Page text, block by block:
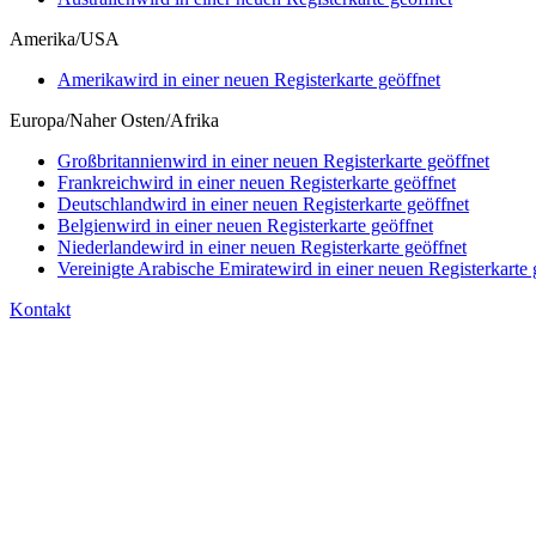
Amerika/USA
Amerikawird in einer neuen Registerkarte geöffnet
Europa/Naher Osten/Afrika
Großbritannienwird in einer neuen Registerkarte geöffnet
Frankreichwird in einer neuen Registerkarte geöffnet
Deutschlandwird in einer neuen Registerkarte geöffnet
Belgienwird in einer neuen Registerkarte geöffnet
Niederlandewird in einer neuen Registerkarte geöffnet
Vereinigte Arabische Emiratewird in einer neuen Registerkarte
Kontakt